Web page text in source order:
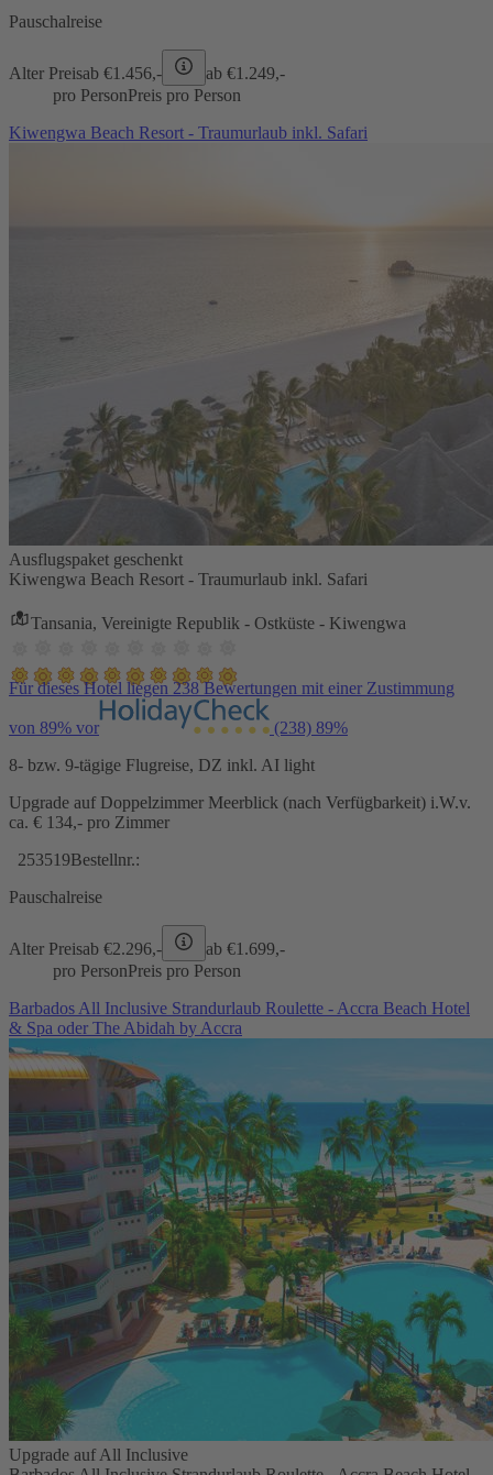
Pauschalreise
Alter Preisab €1.456,- ab €1.249,-
pro PersonPreis pro Person
Kiwengwa Beach Resort - Traumurlaub inkl. Safari
Ausflugspaket geschenkt
Kiwengwa Beach Resort - Traumurlaub inkl. Safari
Tansania, Vereinigte Republik - Ostküste - Kiwengwa
Für dieses Hotel liegen 238 Bewertungen mit einer Zustimmung
von 89% vor (238) 89%
8- bzw. 9-tägige Flugreise, DZ inkl. AI light
Upgrade auf Doppelzimmer Meerblick (nach Verfügbarkeit) i.W.v.
ca. € 134,- pro Zimmer
253519Bestellnr.:
Pauschalreise
Alter Preisab €2.296,- ab €1.699,-
pro PersonPreis pro Person
Barbados All Inclusive Strandurlaub Roulette - Accra Beach Hotel
& Spa oder The Abidah by Accra
Upgrade auf All Inclusive